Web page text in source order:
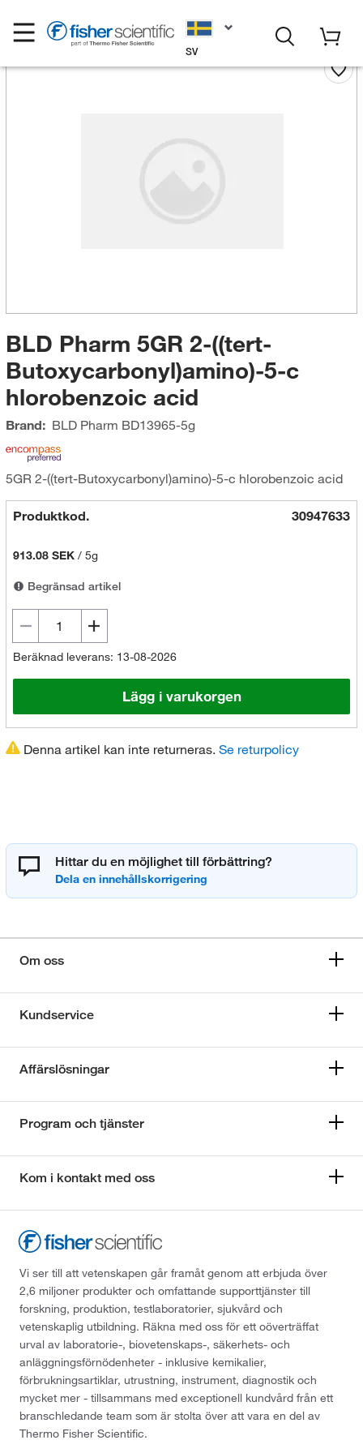
SV
BLD Pharm 5GR 2-((tert-
Butoxycarbonyl)amino)-5-c
hlorobenzoic acid
Brand: BLD Pharm BD13965-5g
5GR 2-((tert-Butoxycarbonyl)amino)-5-c hlorobenzoic acid
Produktkod. 30947633
913.08 SEK/ 5g
Begränsad artikel
Beräknad leverans: 13-08-2026
Lägg i varukorgen
Denna artikel kan inte returneras. Se returpolicy
Hittar du en möjlighet till förbättring?
Om oss
Kundservice
Affärslösningar
Program och tjänster
Kom i kontakt med oss
Vi ser till att vetenskapen går framåt genom att erbjuda över
2,6 miljoner produkter och omfattande supporttjänster till
forskning, produktion, testlaboratorier, sjukvård och
vetenskaplig utbildning. Räkna med oss för ett oöverträffat
urval av laboratorie-, biovetenskaps-, säkerhets- och
anläggningsförnödenheter - inklusive kemikalier,
förbrukningsartiklar, utrustning, instrument, diagnostik och
mycket mer - tillsammans med exceptionell kundvård från ett
branschledande team som är stolta över att vara en del av
Thermo Fisher Scientific.